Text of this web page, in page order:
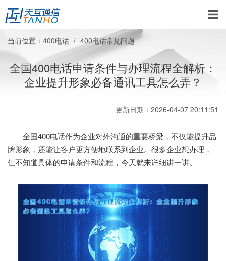
当前位置： 400电话 400电话常见问题
全国400电话申请条件与办理流程全解析：
企业提升形象必备通讯工具怎么弄？
更新日期：2026-04-07 20:11:51
全国400电话作为企业对外沟通的重要桥梁，不仅能提升品
牌形象，还能让客户更方便地联系到企业。很多企业想办理，
但不知道具体的申请条件和流程，今天就来详细讲一讲。